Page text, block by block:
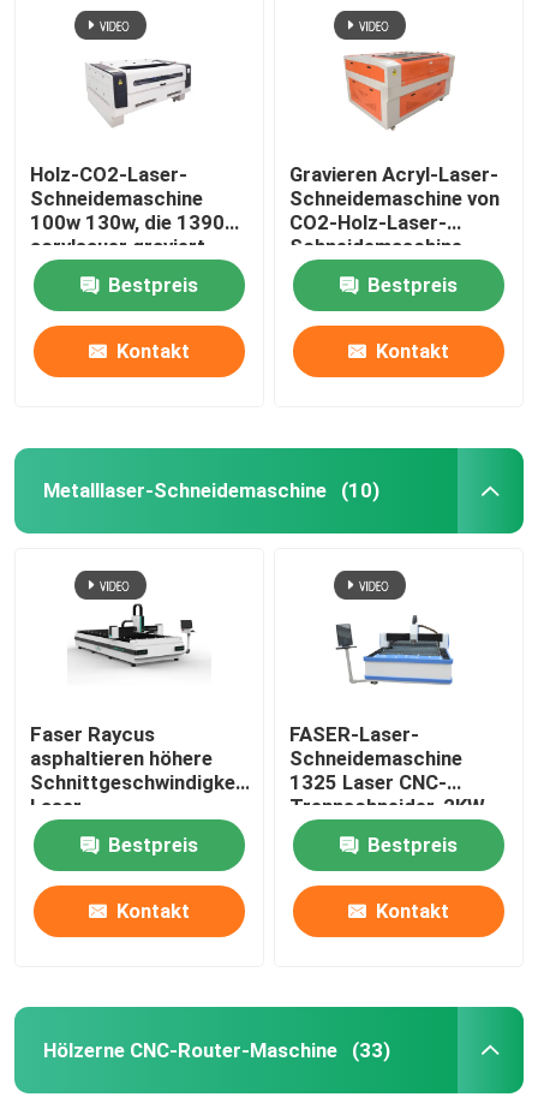
Holz-CO2-Laser-
Schneidemaschine
100w 130w, die 1390
acrylsauer graviert
Bestpreis
Kontakt
Gravieren Acryl-Laser-
Schneidemaschine von
CO2-Holz-Laser-
Schneidemaschine-
100w 130w
Bestpreis
Kontakt
Metalllaser-Schneidemaschine (10)
Faser Raycus
asphaltieren höhere
Schnittgeschwindigkeit
Laser-
Schneidemaschine-
3000w
Bestpreis
Kontakt
FASER-Laser-
Schneidemaschine
1325 Laser CNC-
Trennschneider-2KW
Hochgeschwindigkeits
Bestpreis
Kontakt
Hölzerne CNC-Router-Maschine (33)